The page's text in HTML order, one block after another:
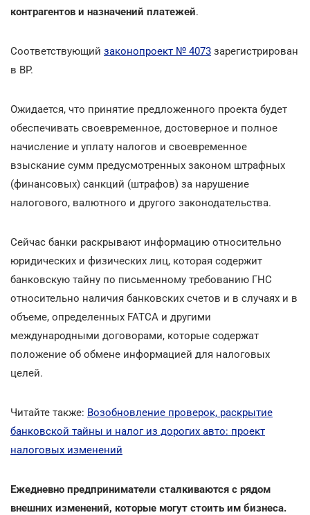
контрагентов и назначений платежей.
Соответствующий законопроект № 4073 зарегистрирован
в ВР.
Ожидается, что принятие предложенного проекта будет
обеспечивать своевременное, достоверное и полное
начисление и уплату налогов и своевременное
взыскание сумм предусмотренных законом штрафных
(финансовых) санкций (штрафов) за нарушение
налогового, валютного и другого законодательства.
Сейчас банки раскрывают информацию относительно
юридических и физических лиц, которая содержит
банковскую тайну по письменному требованию ГНС
относительно наличия банковских счетов и в случаях и в
объеме, определенных FATCA и другими
международными договорами, которые содержат
положение об обмене информацией для налоговых
целей.
Читайте также: Возобновление проверок, раскрытие
банковской тайны и налог из дорогих авто: проект
налоговых изменений
Ежедневно предприниматели сталкиваются с рядом
внешних изменений, которые могут стоить им бизнеса.